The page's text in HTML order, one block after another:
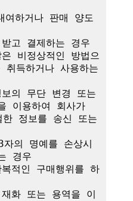
하거나 판매 양도
고 결제하는 경우
비정상적인 방법으
취득하거나 사용하는
의 무단 변경 또는
이용하여 회사가
정보를 송신 또는
의 명예를 손상시
경우
적인 구매행위를 하
화 또는 용역을 이